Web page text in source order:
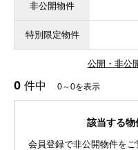
非公開物件
特別限定物件
公開・非公
0 件中 0～0を表示
該当する物
会員登録で非公開物件をご